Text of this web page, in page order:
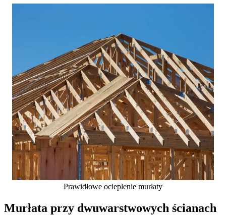
Prawidłowe ocieplenie murłaty
Murłata przy dwuwarstwowych ścianach